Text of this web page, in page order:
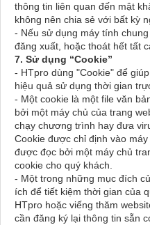
thông tin liên quan đến mật
không nên chia sẻ với bất kỳ
- Nếu sử dụng máy tính
đăng xuất, hoặc thoát hết tất
7. Sử dụng “Cookie”
- HTpro dùng "Cookie" để
hiệu quả sử dụng thời gian
- Một cookie là một file văn
bởi một máy chủ của trang
chạy chương trình hay đưa
Cookie được chỉ định vào
được đọc bởi một máy chủ
cookie cho quý khách.
- Một trong những mục đích
ích để tiết kiệm thời gian của
HTpro hoặc viếng thăm
cần đăng ký lại thông tin sẵn